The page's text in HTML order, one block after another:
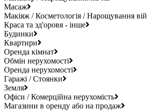
Масаж
Макіяж / Косметологія / Нарощування вій
Краса та зд'оровя - інше
Будинки
Квартири
Оренда кімнат
Обмін нерухомості
Оренда нерухомості
Гаражі / Стоянки
Земля
Офіси / Комерційна нерухомість
Магазини в оренду або на продаж